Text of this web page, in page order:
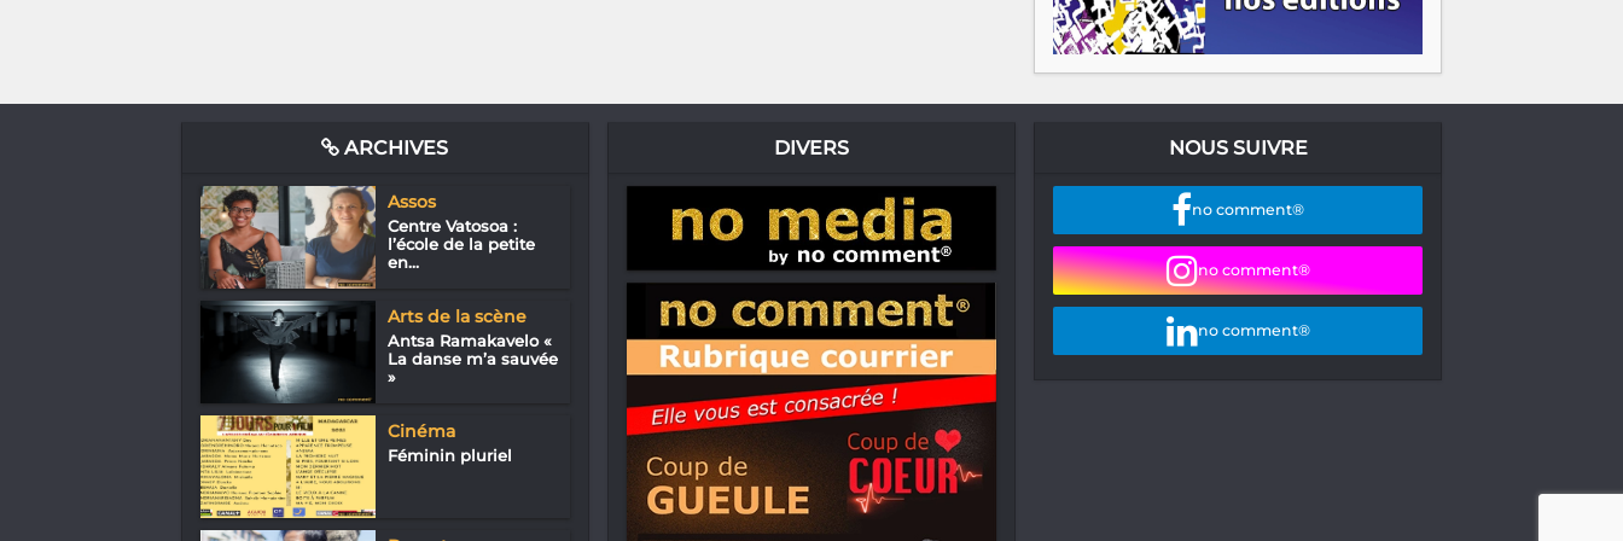
ARCHIVES
Assos
Centre Vatosoa :
l’école de la petite
en...
Arts de la scène
Antsa Ramakavelo «
La danse m’a sauvée
»
Cinéma
Féminin pluriel
DIVERS NOUS SUIVRE
no comment®
no comment®
no comment®